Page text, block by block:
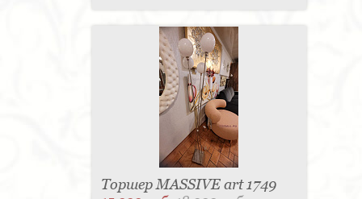
Торшер MASSIVE art 1749